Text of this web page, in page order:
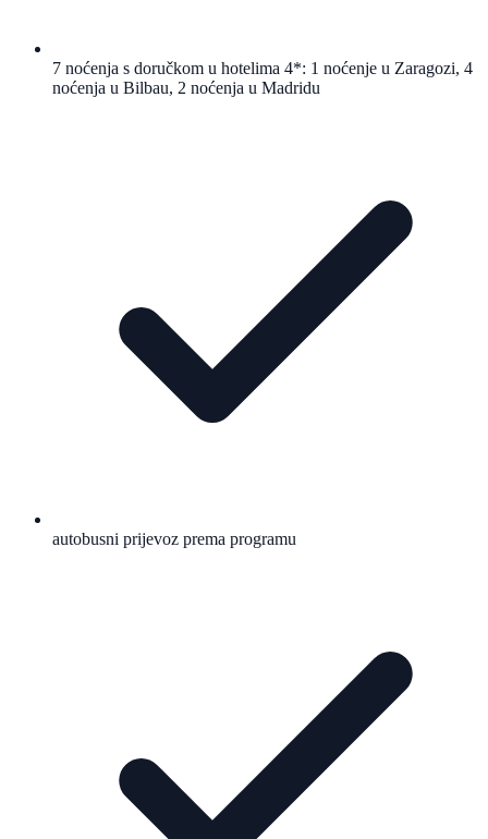
7 noćenja s doručkom u hotelima 4*: 1 noćenje u Zaragozi, 4
noćenja u Bilbau, 2 noćenja u Madridu
autobusni prijevoz prema programu